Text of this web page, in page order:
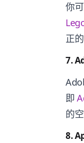
你
正
7.
即
的空
8.